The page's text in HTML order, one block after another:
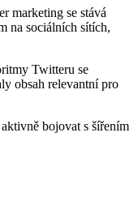
marketing se stává
na sociálních sítích,
Twitteru se
obsah relevantní pro
bojovat s šířením